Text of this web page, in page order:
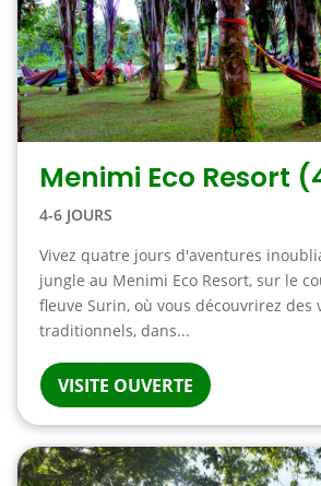
Menimi Eco Resort
4-6 JOURS
Vivez quatre jours d'aventures
jungle au Menimi Eco Resort, sur le
fleuve Surin, où vous découvrirez des
traditionnels, dans...
VISITE OUVERTE